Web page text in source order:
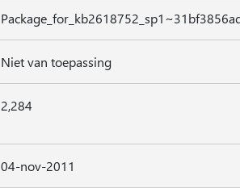
Niet van toepassing
2,284
04-nov-2011